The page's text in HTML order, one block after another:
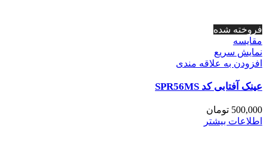
فروخته شده
مقايسه
نمایش سریع
افزودن به علاقه مندی
عینک آفتابی کد SPR56MS
500,000 تومان
اطلاعات بیشتر